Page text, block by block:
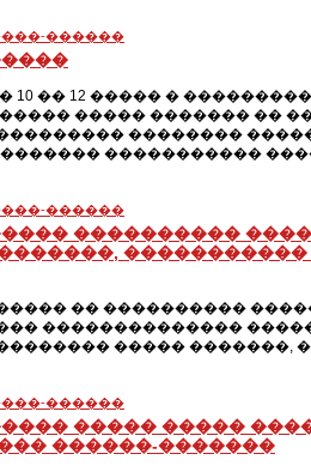
������
� 10 �� 12 ����� �
����� ������� ��
��������
�����������
������
����������
�� ����������
��������������
����� �������,
������
����� �����
������-�������